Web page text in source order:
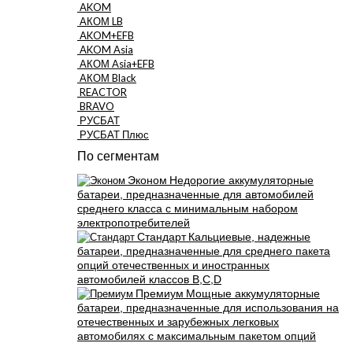
AKOM
АКОМ LB
AKOM+EFB
AKOM Asia
АКОМ Asia+EFB
АКОМ Black
REACTOR
BRAVO
РУСБАТ
РУСБАТ Плюс
По сегментам
Эконом Недорогие аккумуляторные
батареи, предназначенные для автомобилей
среднего класса с минимальным набором
электропотребителей
Стандарт Кальциевые, надежные
батареи, предназначенные для среднего пакета
опций отечественных и иностранных
автомобилей классов B,C,D
Премиум Мощные аккумуляторные
батареи, предназначенные для использования на
отечественных и зарубежных легковых
автомобилях с максимальным пакетом опций